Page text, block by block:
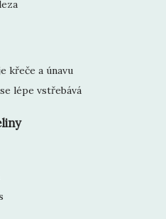
křeče a únavu
lépe vstřebává